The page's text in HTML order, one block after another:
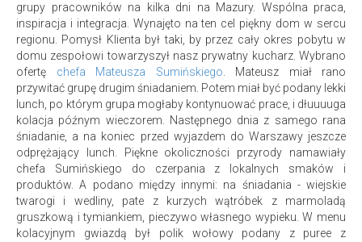
grupy pracowników na kilka dni na Mazury. Wspólna praca,
inspiracja i integracja. Wynajęto na ten cel piękny dom w sercu
regionu. Pomysł Klienta był taki, by przez cały okres pobytu w
domu zespołowi towarzyszył nasz prywatny kucharz. Wybrano
ofertę chefa Mateusza Sumińskiego . Mateusz miał rano
przywitać grupę drugim śniadaniem. Potem miał być podany lekki
lunch, po którym grupa mogłaby kontynuować prace, i dłuuuuga
kolacja późnym wieczorem. Następnego dnia z samego rana
śniadanie, a na koniec przed wyjazdem do Warszawy jeszcze
odprężający lunch. Piękne okoliczności przyrody namawiały
chefa Sumińskiego do czerpania z lokalnych smaków i
produktów. A podano między innymi: na śniadania - wiejskie
twarogi i wedliny, pate z kurzych wątróbek z marmoladą
gruszkową i tymiankiem, pieczywo własnego wypieku. W menu
kolacyjnym gwiazdą był polik wołowy podany z puree z